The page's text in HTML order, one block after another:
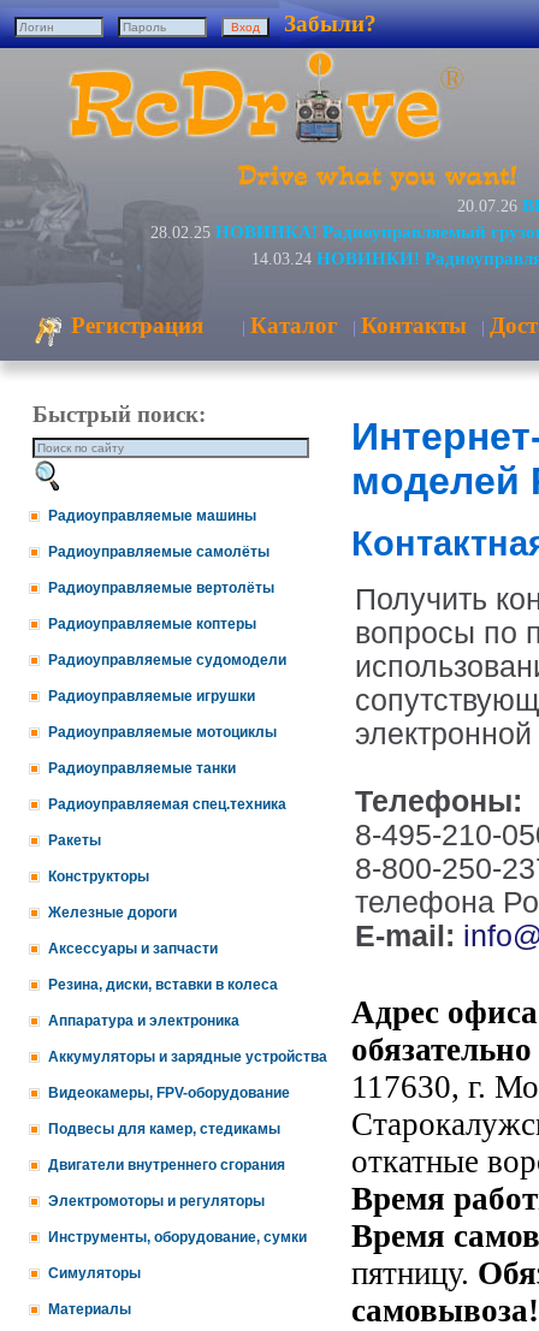
Забыли?
20.07.26
28.02.25 НОВИНКА! Радиоуправляемый
14.03.24 НОВИНКИ!
Регистрация | Каталог | Контакты |
Быстрый поиск:
Радиоуправляемые машины
Радиоуправляемые самолёты
Радиоуправляемые вертолёты
Радиоуправляемые коптеры
Радиоуправляемые судомодели
Радиоуправляемые игрушки
Радиоуправляемые мотоциклы
Радиоуправляемые танки
Радиоуправляемая спец.техника
Ракеты
Конструкторы
Железные дороги
Аксессуары и запчасти
Резина, диски, вставки в колеса
Аппаратура и электроника
Аккумуляторы и зарядные устройства
Видеокамеры, FPV-оборудование
Подвесы для камер, стедикамы
Двигатели внутреннего сгорания
Электромоторы и регуляторы
Инструменты, оборудование, сумки
Симуляторы
Материалы
моделей
Получить
вопросы по
электронной
Телефоны:
8-495-210-
8-800-250-
телефона
E-mail:
Адрес
117630, г.
откатные
Время
Время
пятницу.
самовывоза!